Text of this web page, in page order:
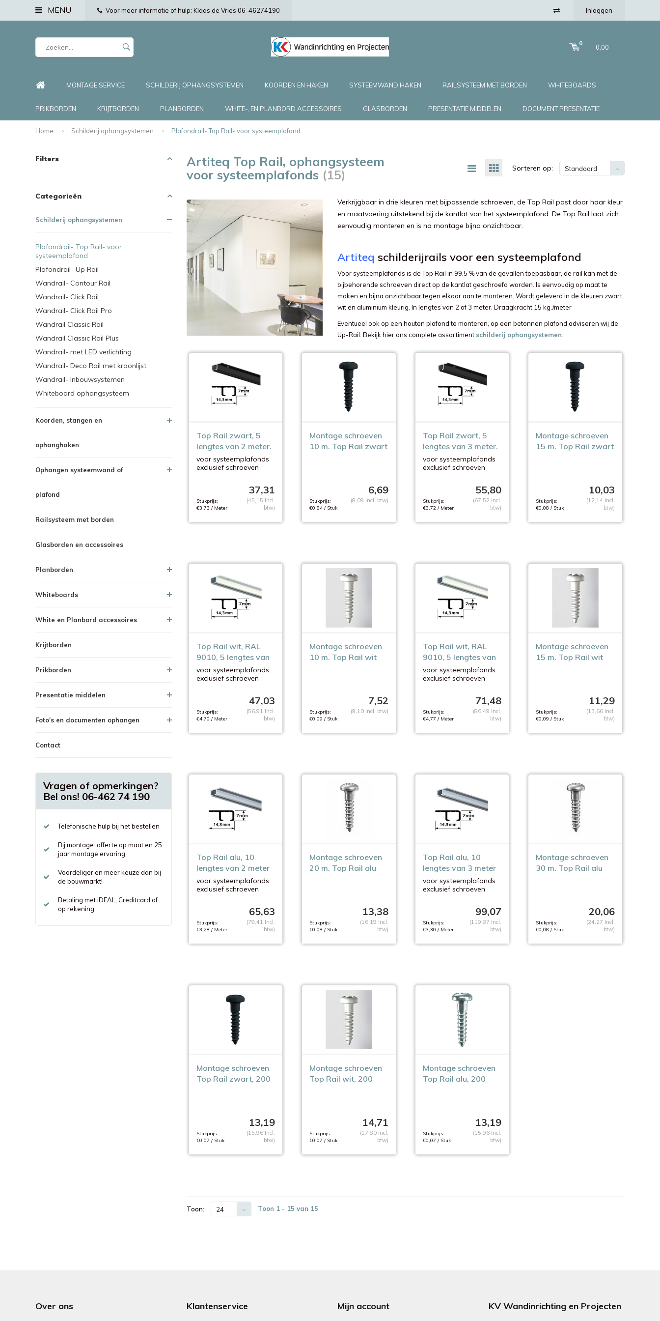
MENU Voor meer informatie of hulp: Klaas de Vries 06-46274190 Inloggen
0
0,00
MONTAGE SERVICE SCHILDERIJ OPHANGSYSTEMEN KOORDEN EN HAKEN SYSTEEMWAND HAKEN RAILSYSTEEM MET BORDEN WHITEBOARDS
PRIKBORDEN KRIJTBORDEN PLANBORDEN WHITE-, EN PLANBORD ACCESSOIRES GLASBORDEN PRESENTATIE MIDDELEN DOCUMENT PRESENTATIE
Home Schilderij ophangsystemen Plafondrail- Top Rail- voor systeemplafond
Filters
Categorieën
Schilderij ophangsystemen
Plafondrail- Top Rail- voor
systeemplafond
Plafondrail- Up Rail
Wandrail- Contour Rail
Wandrail- Click Rail
Wandrail- Click Rail Pro
Wandrail Classic Rail
Wandrail Classic Rail Plus
Wandrail- met LED verlichting
Wandrail- Deco Rail met kroonlijst
Wandrail- Inbouwsystemen
Whiteboard ophangsysteem
Koorden, stangen en
ophanghaken
Ophangen systeemwand of
plafond
Railsysteem met borden
Glasborden en accessoires
Planborden
Whiteboards
White en Planbord accessoires
Krijtborden
Prikborden
Presentatie middelen
Foto's en documenten ophangen
Contact
Vragen of opmerkingen?
Bel ons! 06-462 74 190
Telefonische hulp bij het bestellen
Bij montage: offerte op maat en 25
jaar montage ervaring
Voordeliger en meer keuze dan bij
de bouwmarkt!
Betaling met iDEAL, Creditcard of
op rekening.
Artiteq Top Rail, ophangsysteem
voor systeemplafonds (15) Sorteren op: Standaard
Verkrijgbaar in drie kleuren met bijpassende schroeven, de Top Rail past door haar kleur
en maatvoering uitstekend bij de kantlat van het systeemplafond. De Top Rail laat zich
eenvoudig monteren en is na montage bijna onzichtbaar.
Artiteq schilderijrails voor een systeemplafond
Voor systeemplafonds is de Top Rail in 99,5 % van de gevallen toepasbaar, de rail kan met de
bijbehorende schroeven direct op de kantlat geschroefd worden. Is eenvoudig op maat te
maken en bijna onzichtbaar tegen elkaar aan te monteren. Wordt geleverd in de kleuren zwart,
wit en aluminium kleurig. In lengtes van 2 of 3 meter. Draagkracht 15 kg./meter
Eventueel ook op een houten plafond te monteren, op een betonnen plafond adviseren wij de
Up-Rail. Bekijk hier ons complete assortiment schilderij ophangsystemen
Top Rail zwart, 5
lengtes van 2 meter.
voor systeemplafonds
exclusief schroeven
37,31
Stukprijs:
€3,73 / Meter
(45,15 Incl.
btw)
Montage schroeven
10 m. Top Rail zwart
6,69
Stukprijs:
€0,84 / Stuk
(8,09 Incl. btw)
Top Rail zwart, 5
lengtes van 3 meter.
voor systeemplafonds
exclusief schroeven
55,80
Stukprijs:
€3,72 / Meter
(67,52 Incl.
btw)
Montage schroeven
15 m. Top Rail zwart
10,03
Stukprijs:
€0,08 / Stuk
(12,14 Incl.
btw)
Top Rail wit, RAL
9010, 5 lengtes van
2 meter
voor systeemplafonds
exclusief schroeven
47,03
Stukprijs:
€4,70 / Meter
(56,91 Incl.
btw)
Montage schroeven
10 m. Top Rail wit
7,52
Stukprijs:
€0,09 / Stuk
(9,10 Incl. btw)
Top Rail wit, RAL
9010, 5 lengtes van
3 meter
voor systeemplafonds
exclusief schroeven
71,48
Stukprijs:
€4,77 / Meter
(86,49 Incl.
btw)
Montage schroeven
15 m. Top Rail wit
11,29
Stukprijs:
€0,09 / Stuk
(13,66 Incl.
btw)
Top Rail alu, 10
lengtes van 2 meter
voor systeemplafonds
exclusief schroeven
65,63
Stukprijs:
€3,28 / Meter
(79,41 Incl.
btw)
Montage schroeven
20 m. Top Rail alu
13,38
Stukprijs:
€0,08 / Stuk
(16,19 Incl.
btw)
Top Rail alu, 10
lengtes van 3 meter
voor systeemplafonds
exclusief schroeven
99,07
Stukprijs:
€3,30 / Meter
(119,87 Incl.
btw)
Montage schroeven
30 m. Top Rail alu
20,06
Stukprijs:
€0,08 / Stuk
(24,27 Incl.
btw)
Montage schroeven
Top Rail zwart, 200
13,19
Stukprijs:
€0,07 / Stuk
(15,96 Incl.
btw)
Montage schroeven
Top Rail wit, 200
14,71
Stukprijs:
€0,07 / Stuk
(17,80 Incl.
btw)
Montage schroeven
Top Rail alu, 200
13,19
Stukprijs:
€0,07 / Stuk
(15,96 Incl.
btw)
Toon: 24 Toon 1 - 15 van 15
Over ons Klantenservice Mijn account KV Wandinrichting en Projecten